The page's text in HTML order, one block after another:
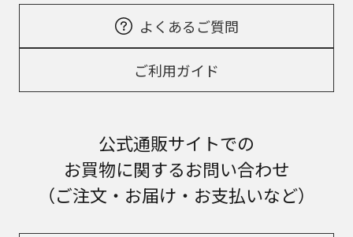
よくあるご質問
ご利用ガイド
公式通販サイトでの
お買物に関するお問い合わせ
（ご注文・お届け・お支払いなど）